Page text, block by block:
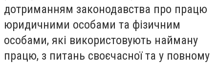
дотриманням законодавства про працю
юридичними особами та фізичним
особами, які використовують найману
працю, з питань своєчасної та у повному